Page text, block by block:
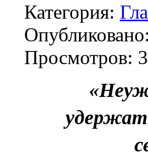
Категория:
Просмотров: